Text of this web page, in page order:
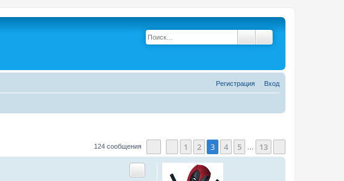
ПоискРасширенный
Вход
Регистрация
124 сообщения Страница3из13
Пред.
1 2 3 4 5 13 След.
Цитата